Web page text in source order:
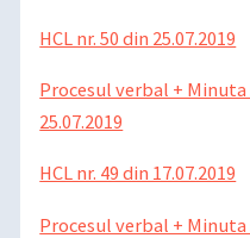
HCL nr. 50 din 25.07.2019
Procesul verbal +
25.07.2019
HCL nr. 49 din 17.07.2019
Procesul verbal +